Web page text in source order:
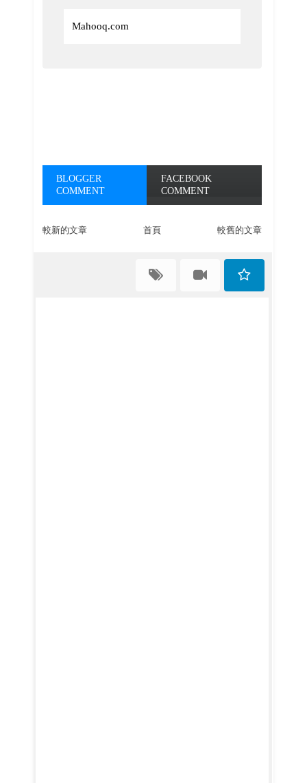
Mahooq.com
BLOGGER
COMMENT
FACEBOOK
COMMENT
較新的文章 較舊的文章
首頁